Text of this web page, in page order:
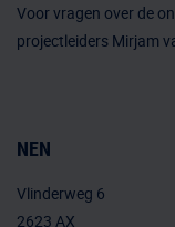
Voor vragen over de
projectleiders Mirjam
NEN
Vlinderweg 6
2623 AX